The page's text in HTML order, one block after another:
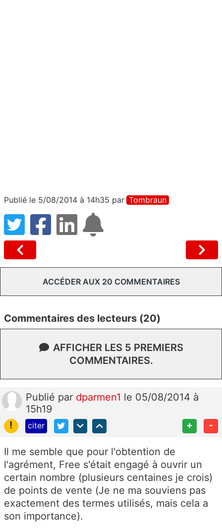
Publié le 5/08/2014 à 14h35 par Tombraun
ACCÉDER AUX 20 COMMENTAIRES
Commentaires des lecteurs (20)
AFFICHER LES 5 PREMIERS
COMMENTAIRES.
Publié par dparmen1 le 05/08/2014 à
15h19
!
citer + -
Il me semble que pour l'obtention de
l'agrément, Free s'était engagé à ouvrir un
certain nombre (plusieurs centaines je crois)
de points de vente (Je ne ma souviens pas
exactement des termes utilisés, mais cela a
son importance).